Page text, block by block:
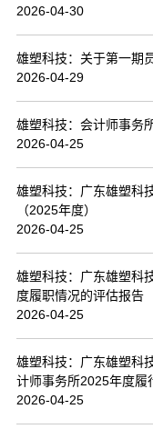
2026-04-30
雄塑科技：关于第一期
2026-04-29
雄塑科技：会计师事务
2026-04-25
雄塑科技：广东雄塑科
（2025年度）
2026-04-25
雄塑科技：广东雄塑科
度履职情况的评估报告
2026-04-25
雄塑科技：广东雄塑科
计师事务所2025年度履
2026-04-25